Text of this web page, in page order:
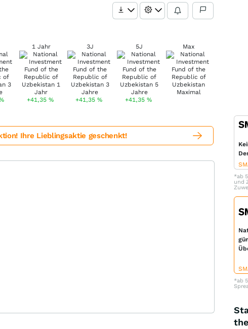
1 Jahr
+41,35 %
3J
+41,35%
5J
+41,35 %
Max
Ihre Lieblingsaktie geschenkt!
*ab
und
*ab